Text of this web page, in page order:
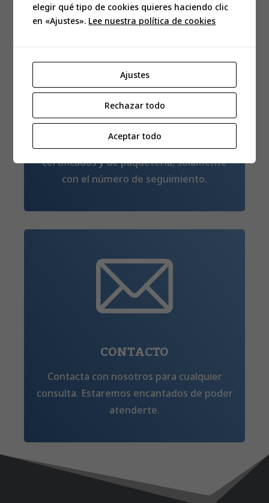
LOCALIZADOR
Seguimiento de todos tus envíos
certificados y de paquetería, solamente
con el número de seguimiento.
CONTACTO
Contacta con nosotros para cualquier
consulta. Estaremos encantados de poder
atenderte.
elegir qué tipo de cookies quieres haciendo clic
en «Ajustes». Lee nuestra política de cookies
Ajustes
Rechazar todo
Aceptar todo